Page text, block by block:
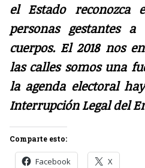
el Estado reconozca
personas gestantes
cuerpos. El 2018 nos
las calles somos una
la agenda electoral
Interrupción Legal del
Comparte esto:
Facebook X